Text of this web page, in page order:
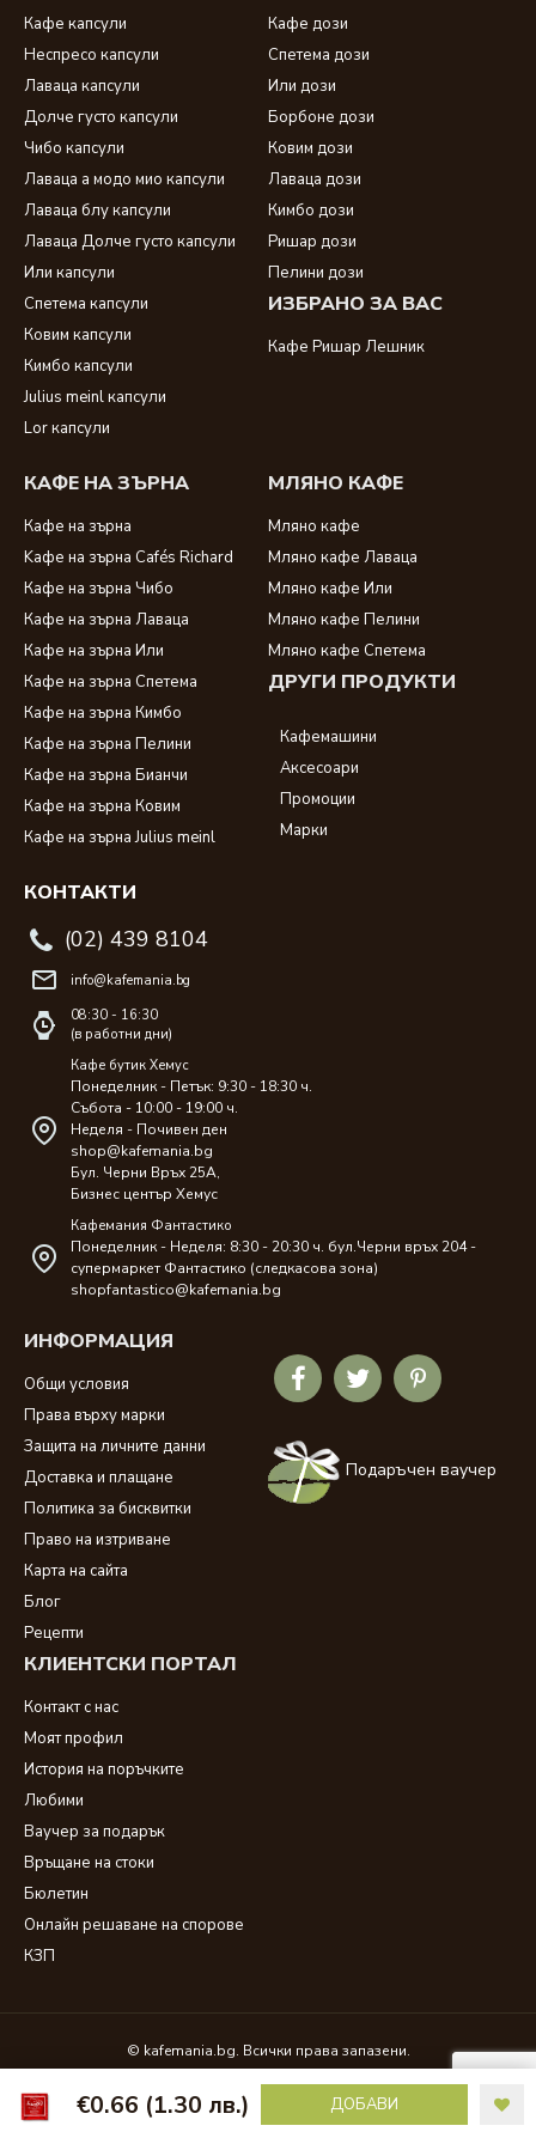
€0.66 (1.30 лв.) ДОБАВИ
Кафе капсули
Неспресо капсули
Лаваца капсули
Долче густо капсули
Чибо капсули
Лаваца а модо мио капсули
Лаваца блу капсули
Лаваца Долче густо капсули
Или капсули
Спетема капсули
Ковим капсули
Кимбо капсули
Julius meinl капсули
Lor капсули
Кафе дози
Спетема дози
Или дози
Борбоне дози
Ковим дози
Лаваца дози
Кимбо дози
Ришар дози
Пелини дози
ИЗБРАНО ЗА ВАС
Кафе Ришар Лешник
КАФЕ НА ЗЪРНА
Кафе на зърна
Kафе на зърна Cafés Richard
Кафе на зърна Чибо
Кафе на зърна Лаваца
Кафе на зърна Или
Кафе на зърна Спетема
Кафе на зърна Кимбо
Кафе на зърна Пелини
Кафе на зърна Бианчи
Кафе на зърна Ковим
Кафе на зърна Julius meinl
МЛЯНО КАФЕ
Мляно кафе
Мляно кафе Лаваца
Мляно кафе Или
Мляно кафе Пелини
Мляно кафе Спетема
ДРУГИ ПРОДУКТИ
Кафемашини
Аксесоари
Промоции
Марки
КОНТАКТИ
(02) 439 8104
info@kafemania.bg
08:30 - 16:30
(в работни дни)
Кафе бутик Хемус
Понеделник - Петък: 9:30 - 18:30 ч.
Събота - 10:00 - 19:00 ч.
Неделя - Почивен ден
shop@kafemania.bg
Бул. Черни Връх 25A,
Бизнес център Хемус
Кафемания Фантастико
Понеделник - Неделя: 8:30 - 20:30 ч. бул.Черни връх 204 -
супермаркет Фантастико (следкасова зона)
shopfantastico@kafemania.bg
ИНФОРМАЦИЯ
Общи условия
Права върху марки
Защита на личните данни
Доставка и плащане
Политика за бисквитки
Право на изтриване
Карта на сайта
Блог
Рецепти
КЛИЕНТСКИ ПОРТАЛ
Контакт с нас
Моят профил
История на поръчките
Любими
Ваучер за подарък
Връщане на стоки
Бюлетин
Онлайн решаване на спорове
КЗП
Подаръчен ваучер
© kafemania.bg. Всички права запазени.